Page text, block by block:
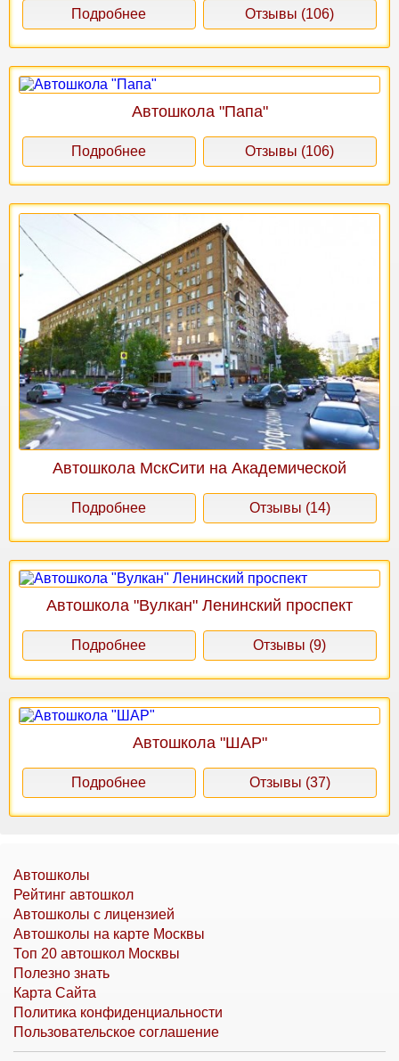
Подробнее Отзывы (106)
Автошкола "Папа"
Подробнее Отзывы (106)
Автошкола МскСити на Академической
Подробнее Отзывы (14)
Автошкола "Вулкан" Ленинский проспект
Подробнее Отзывы (9)
Автошкола "ШАР"
Подробнее Отзывы (37)
Автошколы
Рейтинг автошкол
Автошколы с лицензией
Автошколы на карте Москвы
Топ 20 автошкол Москвы
Полезно знать
Карта Сайта
Политика конфиденциальности
Пользовательское соглашение